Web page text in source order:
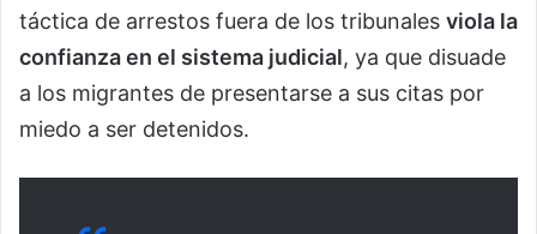
táctica de arrestos fuera de los tribunales viola la
confianza en el sistema judicial, ya que disuade
a los migrantes de presentarse a sus citas por
miedo a ser detenidos.